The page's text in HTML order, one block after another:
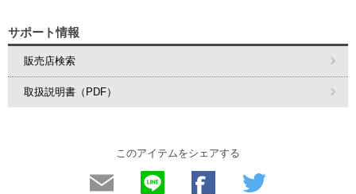
サポート情報
販売店検索
取扱説明書（PDF）
このアイテムをシェアする